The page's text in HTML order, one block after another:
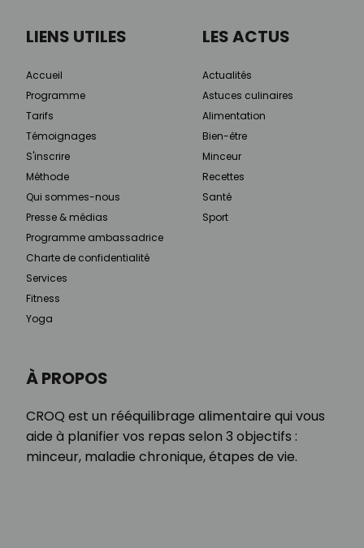
À PROPOS
CROQ est un rééquilibrage alimentaire qui vous
aide à planifier vos repas selon 3 objectifs :
minceur, maladie chronique, étapes de vie.
LIENS UTILES
Accueil
Programme
Tarifs
Témoignages
S'inscrire
Méthode
Qui sommes-nous
Presse & médias
Programme ambassadrice
Charte de confidentialité
Services
Fitness
Yoga
LES ACTUS
Actualités
Astuces culinaires
Alimentation
Bien-être
Minceur
Recettes
Santé
Sport